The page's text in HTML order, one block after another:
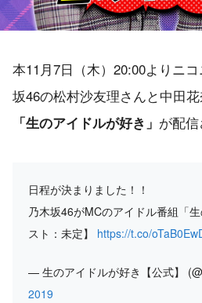
本11月7日（木）20:00よりニ
坂46の松村沙友理さんと中田
「生のアイドルが好き」 が配信
日程が決まりました！！
乃木坂46がMCのアイドル番組「
スト：未定】 https://t.co/
— 生のアイドルが好き【公式】
2019